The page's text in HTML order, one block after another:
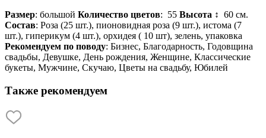
Размер: большой Количество цветов: 55 Высота ↕ 60 см.
Состав: Роза (25 шт.), пионовидная роза (9 шт.), истома (7
шт.), гиперикум (4 шт.), орхидея ( 10 шт), зелень, упаковка
Рекомендуем по поводу: Бизнес, Благодарность, Годовщина
свадьбы, Девушке, День рождения, Женщине, Классические
букеты, Мужчине, Скучаю, Цветы на свадьбу, Юбилей
Также рекомендуем